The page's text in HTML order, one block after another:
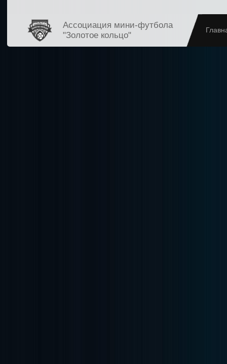
Ассоциация мини-футбола
"Золотое кольцо"